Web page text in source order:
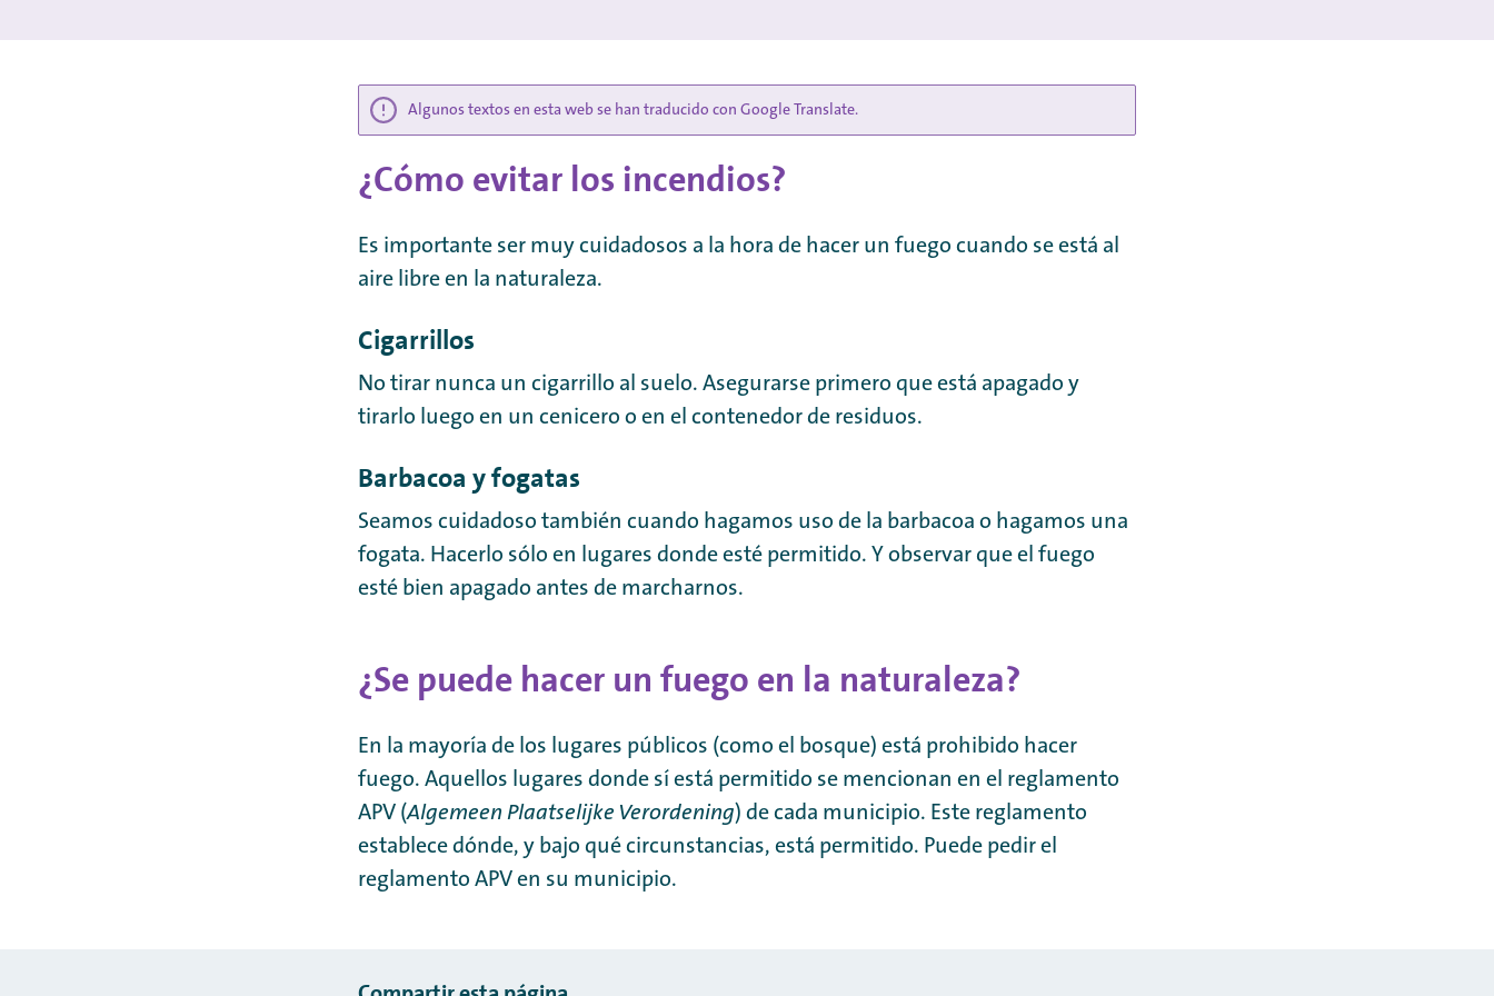
Algunos textos en esta web se han traducido con Google Translate.
¿Cómo evitar los incendios?
Es importante ser muy cuidadosos a la hora de hacer un fuego cuando se está al
aire libre en la naturaleza.
Cigarrillos
No tirar nunca un cigarrillo al suelo. Asegurarse primero que está apagado y
tirarlo luego en un cenicero o en el contenedor de residuos.
Barbacoa y fogatas
Seamos cuidadoso también cuando hagamos uso de la barbacoa o hagamos una
fogata. Hacerlo sólo en lugares donde esté permitido. Y observar que el fuego
esté bien apagado antes de marcharnos.
¿Se puede hacer un fuego en la naturaleza?
En la mayoría de los lugares públicos (como el bosque) está prohibido hacer
fuego. Aquellos lugares donde sí está permitido se mencionan en el reglamento
APV (Algemeen Plaatselijke Verordening) de cada municipio. Este reglamento
establece dónde, y bajo qué circunstancias, está permitido. Puede pedir el
reglamento APV en su municipio.